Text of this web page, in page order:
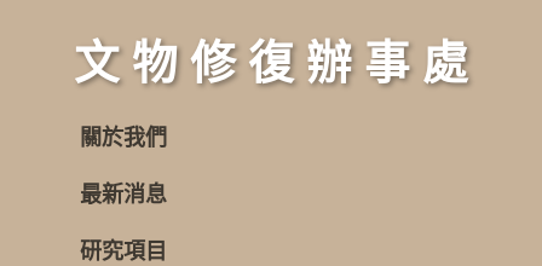
文 物 修 復 辦 事 處
關於我們
最新消息
研究項目